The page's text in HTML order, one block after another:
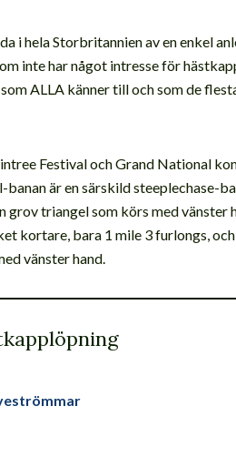
i hela Storbritannien av en enkel
inte har något intresse för
ALLA känner till och som de
Festival och Grand National
är en särskild steeplechase-
grov triangel som körs med vänster
kortare, bara 1 mile 3 furlongs,
vänster hand.